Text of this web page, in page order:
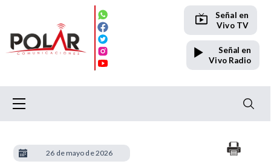
Señal en
Vivo TV
Señal en
Vivo Radio
26 de mayo de 2026